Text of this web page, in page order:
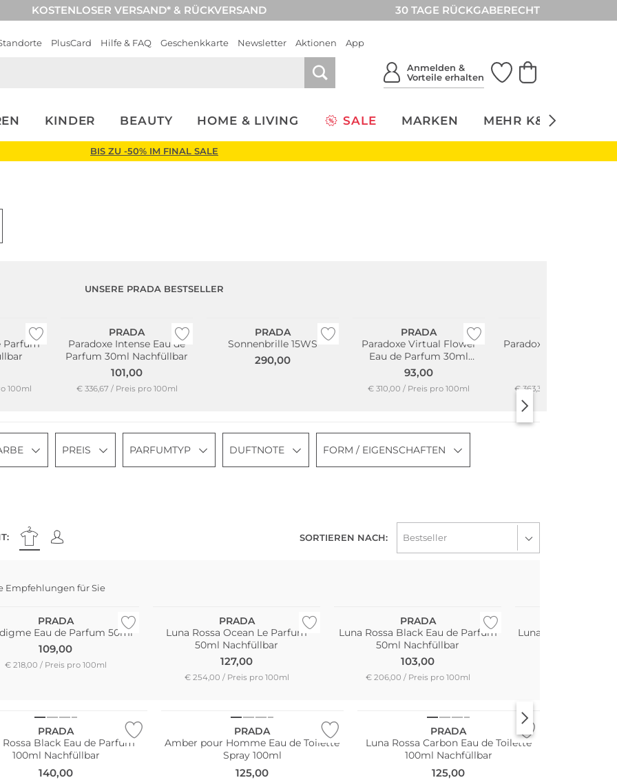
KOSTENLOSER VERSAND* & RÜCKVERSAND 30 TAGE RÜCKGABERECHT
PlusCard Hilfe & FAQ Geschenkkarte Newsletter Aktionen App
Anmelden &
Vorteile erhalten
KINDER BEAUTY HOME & LIVING SALE MARKEN MEHR K&Ö
BIS ZU -50% IM FINAL SALE
UNSERE PRADA BESTSELLER
Parfum
100ml
PRADA
Paradoxe Intense Eau de
Parfum 30ml Nachfüllbar
101,00
€ 336,67 / Preis pro 100ml
PRADA
Sonnenbrille 15WS
290,00
PRADA
Paradoxe Virtual Flower
Eau de Parfum 30ml
Nachfüllbar
93,00
€ 310,00 / Preis pro 100ml
Paradoxe Radical
€ 363,34 / Preis pro 100ml
PREIS PARFUMTYP DUFTNOTE FORM / EIGENSCHAFTEN
SORTIEREN NACH:
Empfehlungen für Sie
PRADA
Eau de Parfum 50ml
109,00
€ 218,00 / Preis pro 100ml
PRADA
Luna Rossa Ocean Le Parfum
50ml Nachfüllbar
127,00
€ 254,00 / Preis pro 100ml
PRADA
Luna Rossa Black Eau de Parfum
50ml Nachfüllbar
103,00
€ 206,00 / Preis pro 100ml
Luna Rossa Ocean
PRADA
Rossa Black Eau de Parfum
100ml Nachfüllbar
140,00
PRADA
Amber pour Homme Eau de Toilette
Spray 100ml
125,00
PRADA
Luna Rossa Carbon Eau de Toilette
100ml Nachfüllbar
125,00